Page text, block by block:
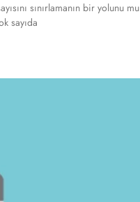
sınırlamanın bir yolunu mu
sayıda